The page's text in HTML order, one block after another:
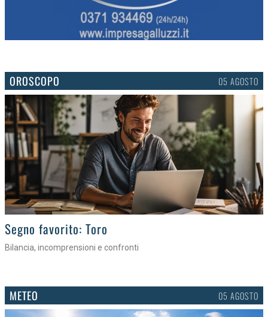
OROSCOPO 05 AGOSTO
>
Segno favorito: Toro
Bilancia, incomprensioni e confronti
METEO 05 AGOSTO